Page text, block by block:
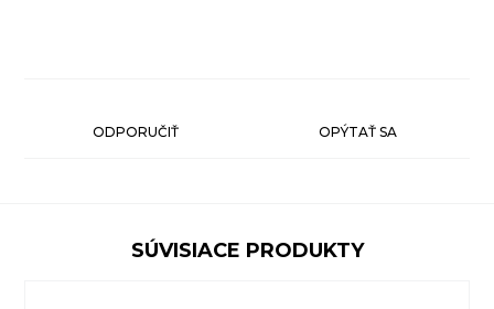
ODPORUČIŤ OPÝTAŤ SA
SÚVISIACE PRODUKTY